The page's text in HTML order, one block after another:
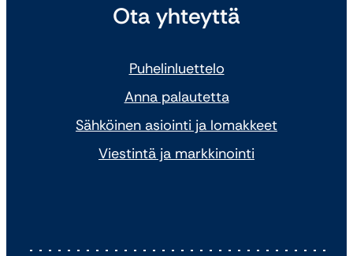
Ota yhteyttä
Puhelinluettelo
Anna palautetta
Sähköinen asiointi ja lomakkeet
Viestintä ja markkinointi